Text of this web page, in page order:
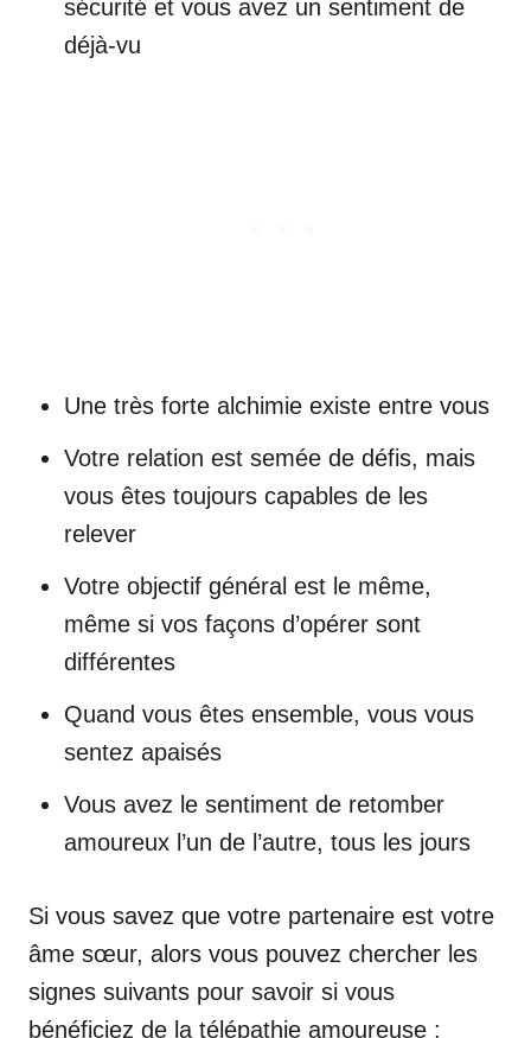
sécurité et vous avez un sentiment de
déjà-vu
Une très forte alchimie existe entre vous
Votre relation est semée de défis, mais
vous êtes toujours capables de les
relever
Votre objectif général est le même,
même si vos façons d’opérer sont
différentes
Quand vous êtes ensemble, vous vous
sentez apaisés
Vous avez le sentiment de retomber
amoureux l’un de l’autre, tous les jours
Si vous savez que votre partenaire est votre
âme sœur, alors vous pouvez chercher les
signes suivants pour savoir si vous
bénéficiez de la télépathie amoureuse :